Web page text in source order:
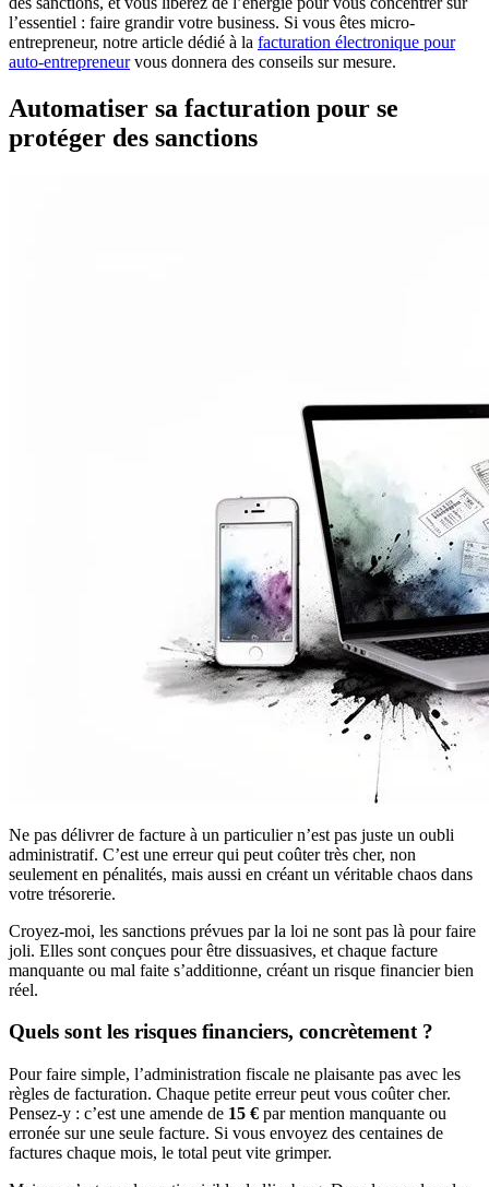
l’essentiel : faire grandir votre business. Si vous êtes micro-
entrepreneur, notre article dédié à la facturation électronique pour
auto-entrepreneurvous donnera des conseils sur mesure.
Automatiser sa facturation pour se
protéger des sanctions
Ne pas délivrer de facture à un particulier n’est pas juste un oubli
administratif. C’est une erreur qui peut coûter très cher, non
seulement en pénalités, mais aussi en créant un véritable chaos dans
votre trésorerie.
Croyez-moi, les sanctions prévues par la loi ne sont pas là pour faire
joli. Elles sont conçues pour être dissuasives, et chaque facture
manquante ou mal faite s’additionne, créant un risque financier bien
réel.
Quels sont les risques financiers, concrètement ?
Pour faire simple, l’administration fiscale ne plaisante pas avec les
règles de facturation. Chaque petite erreur peut vous coûter cher.
Pensez-y : c’est une amende de 15 € par mention manquante ou
erronée sur une seule facture. Si vous envoyez des centaines de
factures chaque mois, le total peut vite grimper.